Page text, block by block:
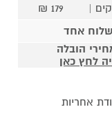
179 ₪
הובלה
לחץ כאן
אחריות